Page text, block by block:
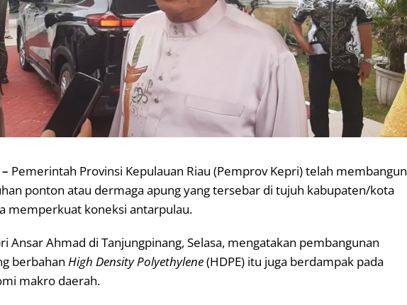
– Pemerintah Provinsi Kepulauan Riau (Pemprov Kepri) telah membangun
ponton atau dermaga apung yang tersebar di tujuh kabupaten/kota
memperkuat koneksi antarpulau.
Ansar Ahmad di Tanjungpinang, Selasa, mengatakan pembangunan
berbahan High Density Polyethylene(HDPE) itu juga berdampak pada
makro daerah.